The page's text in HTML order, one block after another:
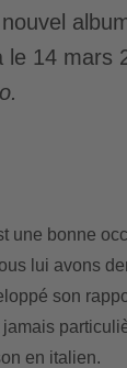
14 mars
une bonne
lui avons
son
jamais
en italien.